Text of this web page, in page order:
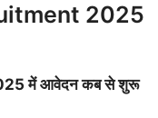
2025
में आवेदन कब से शुरू